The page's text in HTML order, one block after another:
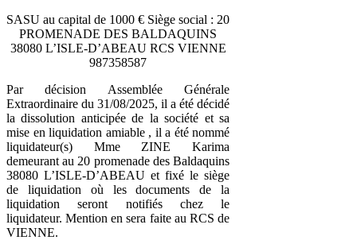
SASU au capital de 1000 € Siège social : 20
PROMENADE DES BALDAQUINS
38080 L’ISLE-D’ABEAU RCS VIENNE
987358587
Par décision Assemblée Générale
Extraordinaire du 31/08/2025, il a été décidé
la dissolution anticipée de la société et sa
mise en liquidation amiable , il a été nommé
liquidateur(s) Mme ZINE Karima
demeurant au 20 promenade des Baldaquins
38080 L’ISLE-D’ABEAU et fixé le siège
de liquidation où les documents de la
liquidation seront notifiés chez le
liquidateur. Mention en sera faite au RCS de
VIENNE.